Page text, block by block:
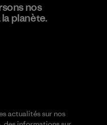
nos
planète.
actualités sur nos